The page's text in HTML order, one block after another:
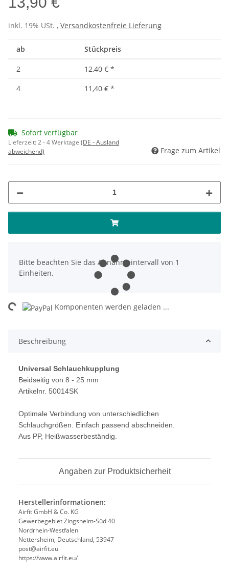
inkl. 19% USt. , Versandkostenfreie Lieferung
ab Stückpreis
2 12,40 € *
4
11,40 € *
Sofort verfügbar
Lieferzeit:2 - 4 Werktage (DE - Ausland
abweichend)
Frage zum Artikel
Bitte beachten Sie das Abnahmeintervall von 1
Einheiten.
Komponenten werden geladen ...
Beschreibung
Universal Schlauchkupplung
Beidseitig von 8 - 25 mm
Artikelnr. 50014SK
Optimale Verbindung von unterschiedlichen
Schlauchgrößen. Einfach passend abschneiden.
Aus PP, Heißwasserbeständig.
Angaben zur Produktsicherheit
Herstellerinformationen:
Airfit GmbH & Co. KG
Gewerbegebiet Zingsheim-Süd 40
Nordrhein-Westfalen
Nettersheim, Deutschland, 53947
post@airfit.eu
https://www.airfit.eu/